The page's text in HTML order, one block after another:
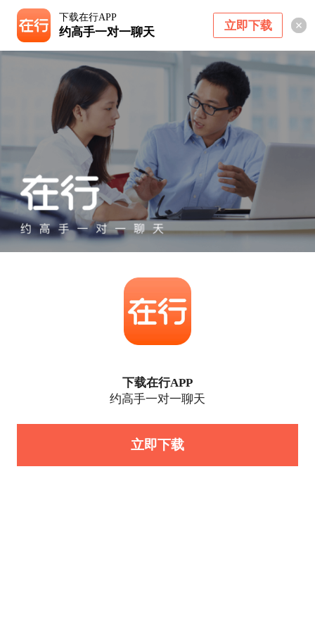
下载在行APP
约高手一对一聊天 立即下载
下载在行APP
约高手一对一聊天
立即下载